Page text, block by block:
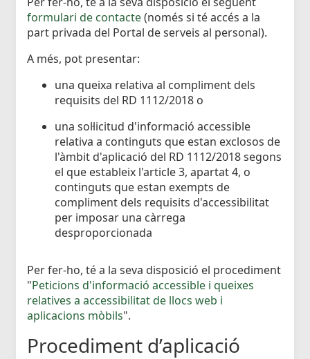
formulari de contacte(només si té accés a la
part privada del Portal de serveis al personal).
A més, pot presentar:
una queixa relativa al compliment dels
requisits del RD 1112/2018 o
una sol·licitud d'informació accessible
relativa a continguts que estan exclosos de
l'àmbit d'aplicació del RD 1112/2018 segons
el que estableix l'article 3, apartat 4, o
continguts que estan exempts de
compliment dels requisits d'accessibilitat
per imposar una càrrega
desproporcionada
Per fer-ho, té a la seva disposició el procediment
"Peticions d'informació accessible i queixes
relatives a accessibilitat de llocs web i
aplicacions mòbils".
Procediment d’aplicació